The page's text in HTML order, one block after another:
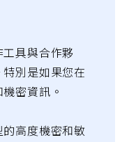
具與合作夥
別是如果您在
密資訊。
高度機密和敏